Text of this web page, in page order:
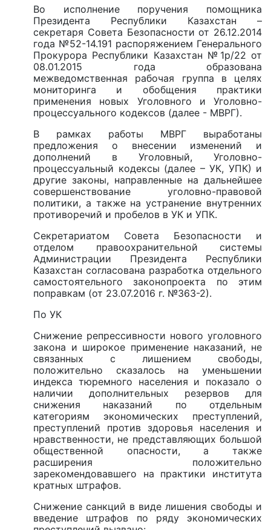
Во исполнение поручения помощника
Президента Республики Казахстан –
секретаря Совета Безопасности от 26.12.2014
года №52-14.191 распоряжением Генерального
Прокурора Республики Казахстан №1р/22 от
08.01.2015 года образована
межведомственная рабочая группа в целях
мониторинга и обобщения практики
применения новых Уголовного и Уголовно-
процессуального кодексов (далее - МВРГ).
В рамках работы МВРГ выработаны
предложения о внесении изменений и
дополнений в Уголовный, Уголовно-
процессуальный кодексы (далее – УК, УПК) и
другие законы, направленные на дальнейшее
совершенствование уголовно-правовой
политики, а также на устранение внутренних
противоречий и пробелов в УК и УПК.
Секретариатом Совета Безопасности и
отделом правоохранительной системы
Администрации Президента Республики
Казахстан согласована разработка отдельного
самостоятельного законопроекта по этим
поправкам (от 23.07.2016 г. №363-2).
По УК
Снижение репрессивности нового уголовного
закона и широкое применение наказаний, не
связанных с лишением свободы,
положительно сказалось на уменьшении
индекса тюремного населения и показало о
наличии дополнительных резервов для
снижения наказаний по отдельным
категориям экономических преступлений,
преступлений против здоровья населения и
нравственности, не представляющих большой
общественной опасности, а также
расширения положительно
зарекомендовавшего на практики института
кратных штрафов.
Снижение санкций в виде лишения свободы и
введение штрафов по ряду экономических